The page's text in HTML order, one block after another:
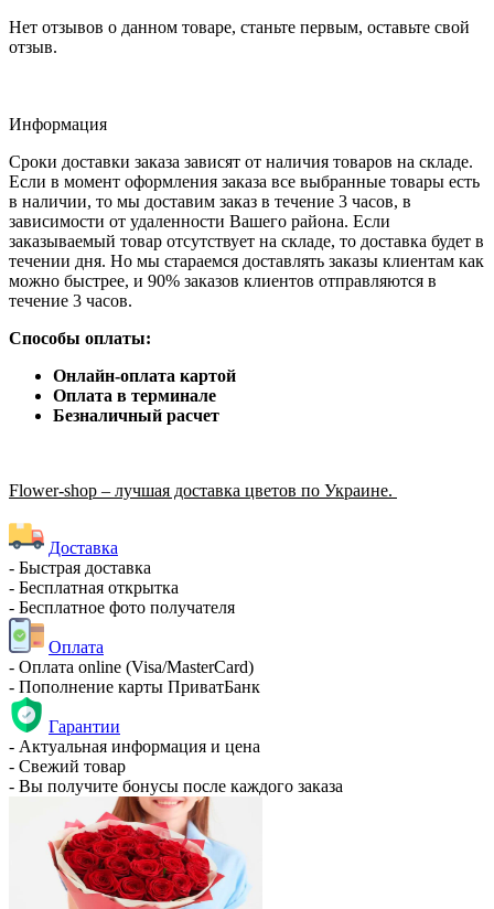
Нет отзывов о данном товаре, станьте первым, оставьте свой
отзыв.
Информация
Сроки доставки заказа зависят от наличия товаров на складе.
Если в момент оформления заказа все выбранные товары есть
в наличии, то мы доставим заказ в течение 3 часов, в
зависимости от удаленности Вашего района. Если
заказываемый товар отсутствует на складе, то доставка будет в
течении дня. Но мы стараемся доставлять заказы клиентам как
можно быстрее, и 90% заказов клиентов отправляются в
течение 3 часов.
Способы оплаты:
Онлайн-оплата картой
Оплата в терминале
Безналичный расчет
Flower-shop – лучшая доставка цветов по Украине.
Доставка
- Быстрая доставка
- Бесплатная открытка
- Бесплатное фото получателя
Оплата
- Оплата online (Visa/MasterCard)
- Пополнение карты ПриватБанк
Гарантии
- Актуальная информация и цена
- Свежий товар
- Вы получите бонусы после каждого заказа